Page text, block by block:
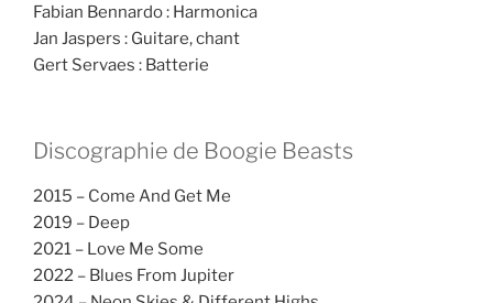
Fabian Bennardo : Harmonica
Jan Jaspers : Guitare, chant
Gert Servaes : Batterie
Discographie de Boogie Beasts
2015 – Come And Get Me
2019 – Deep
2021 – Love Me Some
2022 – Blues From Jupiter